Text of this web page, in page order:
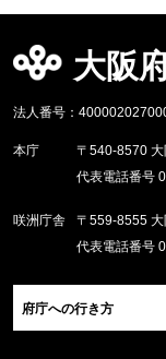
大阪
法人番号：
本庁
〒540-8570 大
代表電話番号
咲洲庁舎
〒559-8555
代表電話番号
府庁への行き方